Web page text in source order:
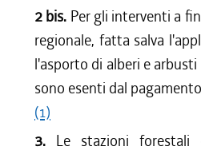
2 bis. Per gli interventi a
regionale, fatta salva
l'asporto di alberi e
sono esenti dal
(1)
3. Le stazioni forestali